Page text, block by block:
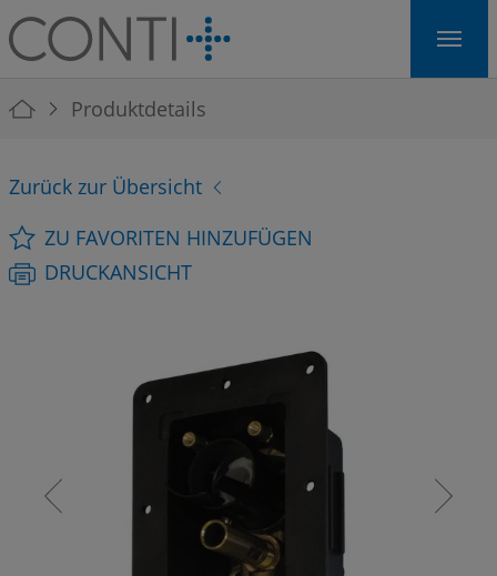
Skip to main navigation
Skip to main content
Skip to page footer
You are here:
Produktdetails
Zurück zur Übersicht
ZU FAVORITEN HINZUFÜGEN
DRUCKANSICHT